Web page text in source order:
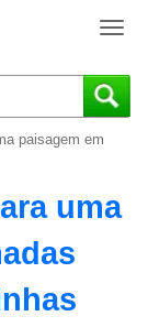
T
g
g
a
v
paisagem em
uma